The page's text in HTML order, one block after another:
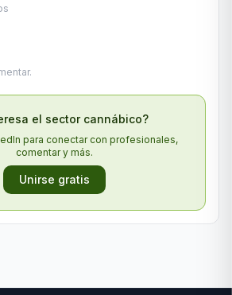
s
el sector cannábico?
para conectar con profesionales,
comentar y más.
Unirse gratis